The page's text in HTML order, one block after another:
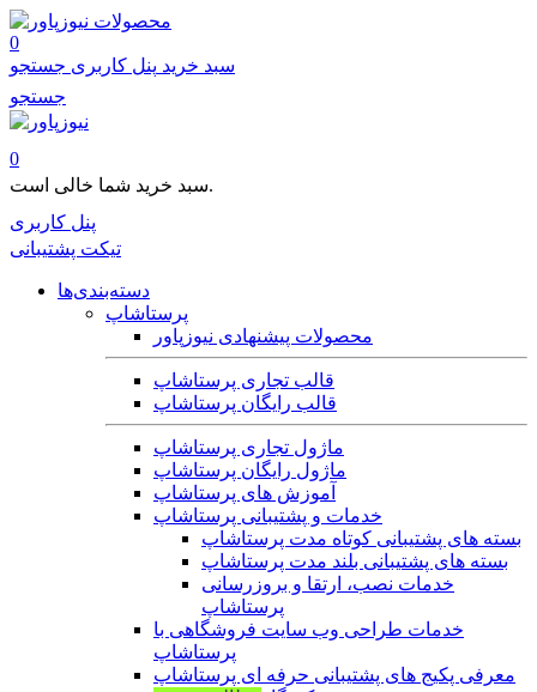
محصولات
0
سبد خرید پنل کاربری جستجو
جستجو
0
سبد خرید شما خالی است.
پنل کاربری
تیکت پشتیبانی
دسته‌بندی‌ها
پرستاشاپ
محصولات پیشنهادی نیوزپاور
قالب تجاری پرستاشاپ
قالب رایگان پرستاشاپ
ماژول تجاری پرستاشاپ
ماژول رایگان پرستاشاپ
آموزش های پرستاشاپ
خدمات و پشتیبانی پرستاشاپ
بسته های پشتیبانی کوتاه مدت پرستاشاپ
بسته های پشتیبانی بلند مدت پرستاشاپ
خدمات نصب، ارتقا و بروزرسانی
پرستاشاپ
خدمات طراحی وب سایت فروشگاهی با
پرستاشاپ
معرفی پکیج های پشتیبانی حرفه ای پرستاشاپ